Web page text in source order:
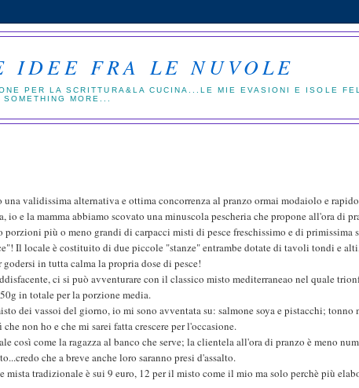
IDEE FRA LE NUVOLE
PER LA SCRITTURA&LA CUCINA...LE MIE EVASIONI E ISOLE
MORE...
validissima alternativa e ottima concorrenza al pranzo ormai modaiolo e
e la mamma abbiamo scovato una minuscola pescheria che propone all'ora di
più o meno grandi di carpacci misti di pesce freschissimo e di primissima
Il locale è costituito di due piccole "stanze" entrambe dotate di tavoli tondi e
godersi in tutta calma la propria dose di pesce!
ci si può avventurare con il classico misto mediterraneao nel quale
in totale per la porzione media.
dei vassoi del giorno, io mi sono avventata su: salmone soya e pistacchi;
non ho e che mi sarei fatta crescere per l'occasione.
così come la ragazza al banco che serve; la clientela all'ora di pranzo è meno
che a breve anche loro saranno presi d'assalto.
tradizionale è sui 9 euro, 12 per il misto come il mio ma solo perchè più